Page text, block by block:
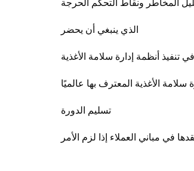
الذي ينبغي أن يحضر
الأغذية المعترف بها عالميًا
تسليم الدورة